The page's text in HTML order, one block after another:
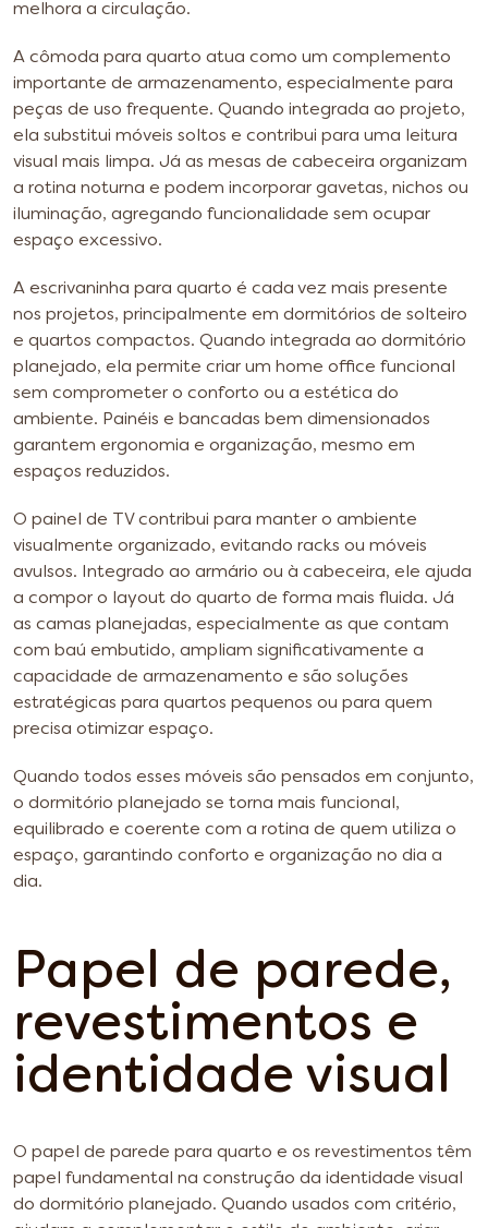
melhora a circulação.
A cômoda para quarto atua como um complemento
importante de armazenamento, especialmente para
peças de uso frequente. Quando integrada ao projeto,
ela substitui móveis soltos e contribui para uma leitura
visual mais limpa. Já as mesas de cabeceira organizam
a rotina noturna e podem incorporar gavetas, nichos ou
iluminação, agregando funcionalidade sem ocupar
espaço excessivo.
A escrivaninha para quarto é cada vez mais presente
nos projetos, principalmente em dormitórios de solteiro
e quartos compactos. Quando integrada ao dormitório
planejado, ela permite criar um home office funcional
sem comprometer o conforto ou a estética do
ambiente. Painéis e bancadas bem dimensionados
garantem ergonomia e organização, mesmo em
espaços reduzidos.
O painel de TV contribui para manter o ambiente
visualmente organizado, evitando racks ou móveis
avulsos. Integrado ao armário ou à cabeceira, ele ajuda
a compor o layout do quarto de forma mais fluida. Já
as camas planejadas, especialmente as que contam
com baú embutido, ampliam significativamente a
capacidade de armazenamento e são soluções
estratégicas para quartos pequenos ou para quem
precisa otimizar espaço.
Quando todos esses móveis são pensados em conjunto,
o dormitório planejado se torna mais funcional,
equilibrado e coerente com a rotina de quem utiliza o
espaço, garantindo conforto e organização no dia a
dia.
Papel de parede,
revestimentos e
identidade visual
O papel de parede para quarto e os revestimentos têm
papel fundamental na construção da identidade visual
do dormitório planejado. Quando usados com critério,